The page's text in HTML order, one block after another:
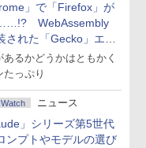
」で「Firefox」が
WebAssembly
された「Gecko」エン
あるかどうかはともかく
たっぷり
ニュース
」シリーズ第5世代
ンプトやモデルの選び